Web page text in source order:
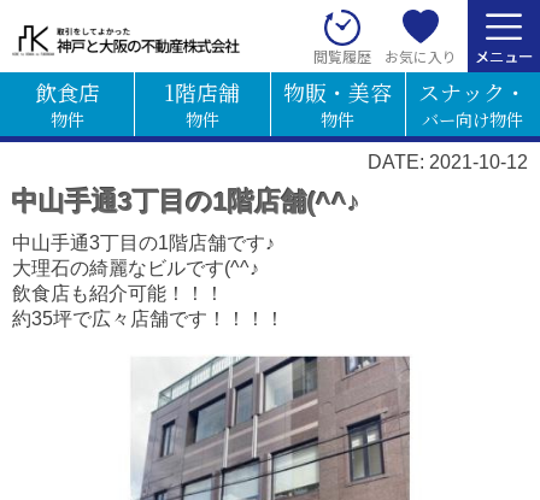
閲覧履歴 お気に入り
飲食店
物件
1階店舗
物件
物販・美容
物件
スナック・
バー向け物件
DATE: 2021-10-12
中山手通3丁目の1階店舗(^^♪
中山手通3丁目の1階店舗です♪
大理石の綺麗なビルです(^^♪
飲食店も紹介可能！！！
約35坪で広々店舗です！！！！